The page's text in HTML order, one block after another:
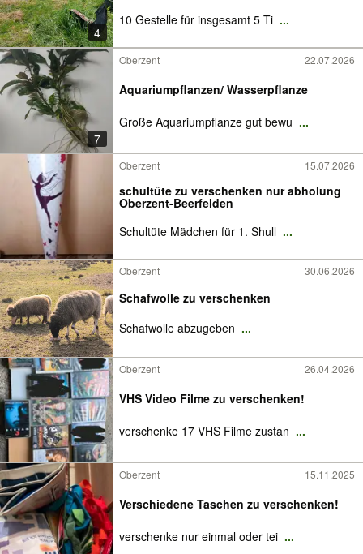
4
10 Gestelle für insgesamt 5 Ti ...
7
Oberzent 22.07.2026
Aquariumpflanzen/ Wasserpflanze
Große Aquariumpflanze gut bewu ...
Oberzent 15.07.2026
schultüte zu verschenken nur abholung
Oberzent-Beerfelden
Schultüte Mädchen für 1. Shull ...
Oberzent 30.06.2026
Schafwolle zu verschenken
Schafwolle abzugeben ...
Oberzent 26.04.2026
VHS Video Filme zu verschenken!
verschenke 17 VHS Filme zustan ...
Oberzent 15.11.2025
Verschiedene Taschen zu verschenken!
verschenke nur einmal oder tei ...